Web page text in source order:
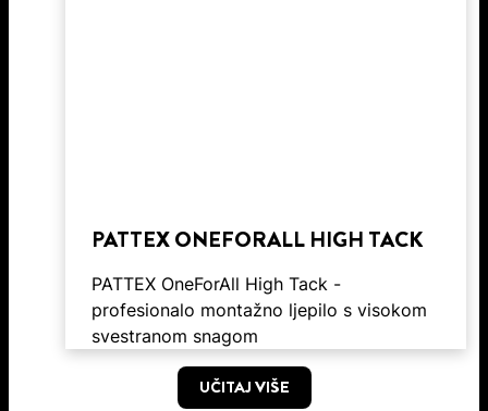
PATTEX ONEFORALL HIGH TACK
PATTEX OneForAll High Tack -
profesionalo montažno ljepilo s visokom
svestranom snagom
UČITAJ VIŠE